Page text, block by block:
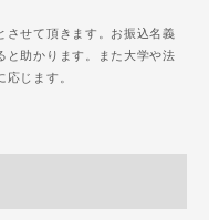
させて頂きます。お振込名義
と助かります。また大学や法
応じます。